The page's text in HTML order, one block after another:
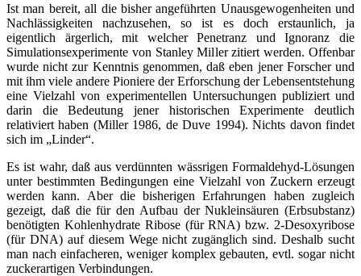
Ist man bereit, all die bisher angeführten Unausgewogenheiten und
Nachlässigkeiten nachzusehen, so ist es doch erstaunlich, ja
eigentlich ärgerlich, mit welcher Penetranz und Ignoranz die
Simulationsexperimente von Stanley Miller zitiert werden. Offenbar
wurde nicht zur Kenntnis genommen, daß eben jener Forscher und
mit ihm viele andere Pioniere der Erforschung der Lebensentstehung
eine Vielzahl von experimentellen Untersuchungen publiziert und
darin die Bedeutung jener historischen Experimente deutlich
relativiert haben (Miller 1986, de Duve 1994). Nichts davon findet
sich im „Linder“.
Es ist wahr, daß aus verdünnten wässrigen Formaldehyd-Lösungen
unter bestimmten Bedingungen eine Vielzahl von Zuckern erzeugt
werden kann. Aber die bisherigen Erfahrungen haben zugleich
gezeigt, daß die für den Aufbau der Nukleinsäuren (Erbsubstanz)
benötigten Kohlenhydrate Ribose (für RNA) bzw. 2-Desoxyribose
(für DNA) auf diesem Wege nicht zugänglich sind. Deshalb sucht
man nach einfacheren, weniger komplex gebauten, evtl. sogar nicht
zuckerartigen Verbindungen.